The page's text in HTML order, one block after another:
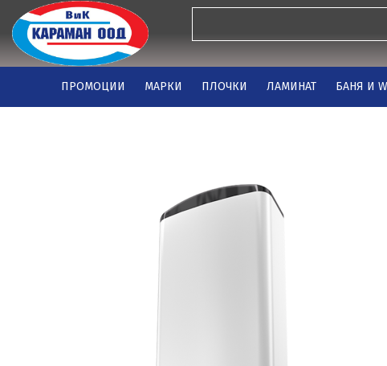
ПРОМОЦИИ МАРКИ ПЛОЧКИ ЛАМИНАТ БАНЯ И